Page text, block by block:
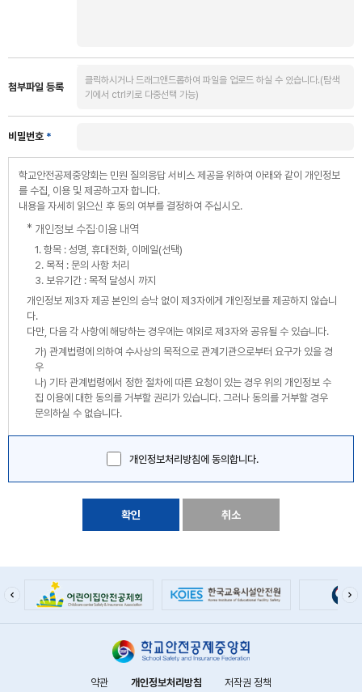
첨부파일 등록
클릭하시거나 드래그앤드롭하여 파일을 업로드 하실 수 있습니다.(탐색
기에서 ctrl키로 다중선택 가능)
비밀번호 *
학교안전공제중앙회는 민원 질의응답 서비스 제공을 위하여 아래와 같이 개인정보
를 수집, 이용 및 제공하고자 합니다.
내용을 자세히 읽으신 후 동의 여부를 결정하여 주십시오.
* 개인정보 수집∙이용 내역
1. 항목 : 성명, 휴대전화, 이메일(선택)
2. 목적 : 문의 사항 처리
3. 보유기간 : 목적 달성시 까지
개인정보 제3자 제공 본인의 승낙 없이 제3자에게 개인정보를 제공하지 않습니
다.
다만, 다음 각 사항에 해당하는 경우에는 예외로 제3자와 공유될 수 있습니다.
가) 관계법령에 의하여 수사상의 목적으로 관계기관으로부터 요구가 있을 경
우
나) 기타 관계법령에서 정한 절차에 따른 요청이 있는 경우 위의 개인정보 수
집 이용에 대한 동의를 거부할 권리가 있습니다. 그러나 동의를 거부할 경우
문의하실 수 없습니다.
개인정보처리방침에 동의합니다.
확인 취소
약관 개인정보처리방침 저작권 정책